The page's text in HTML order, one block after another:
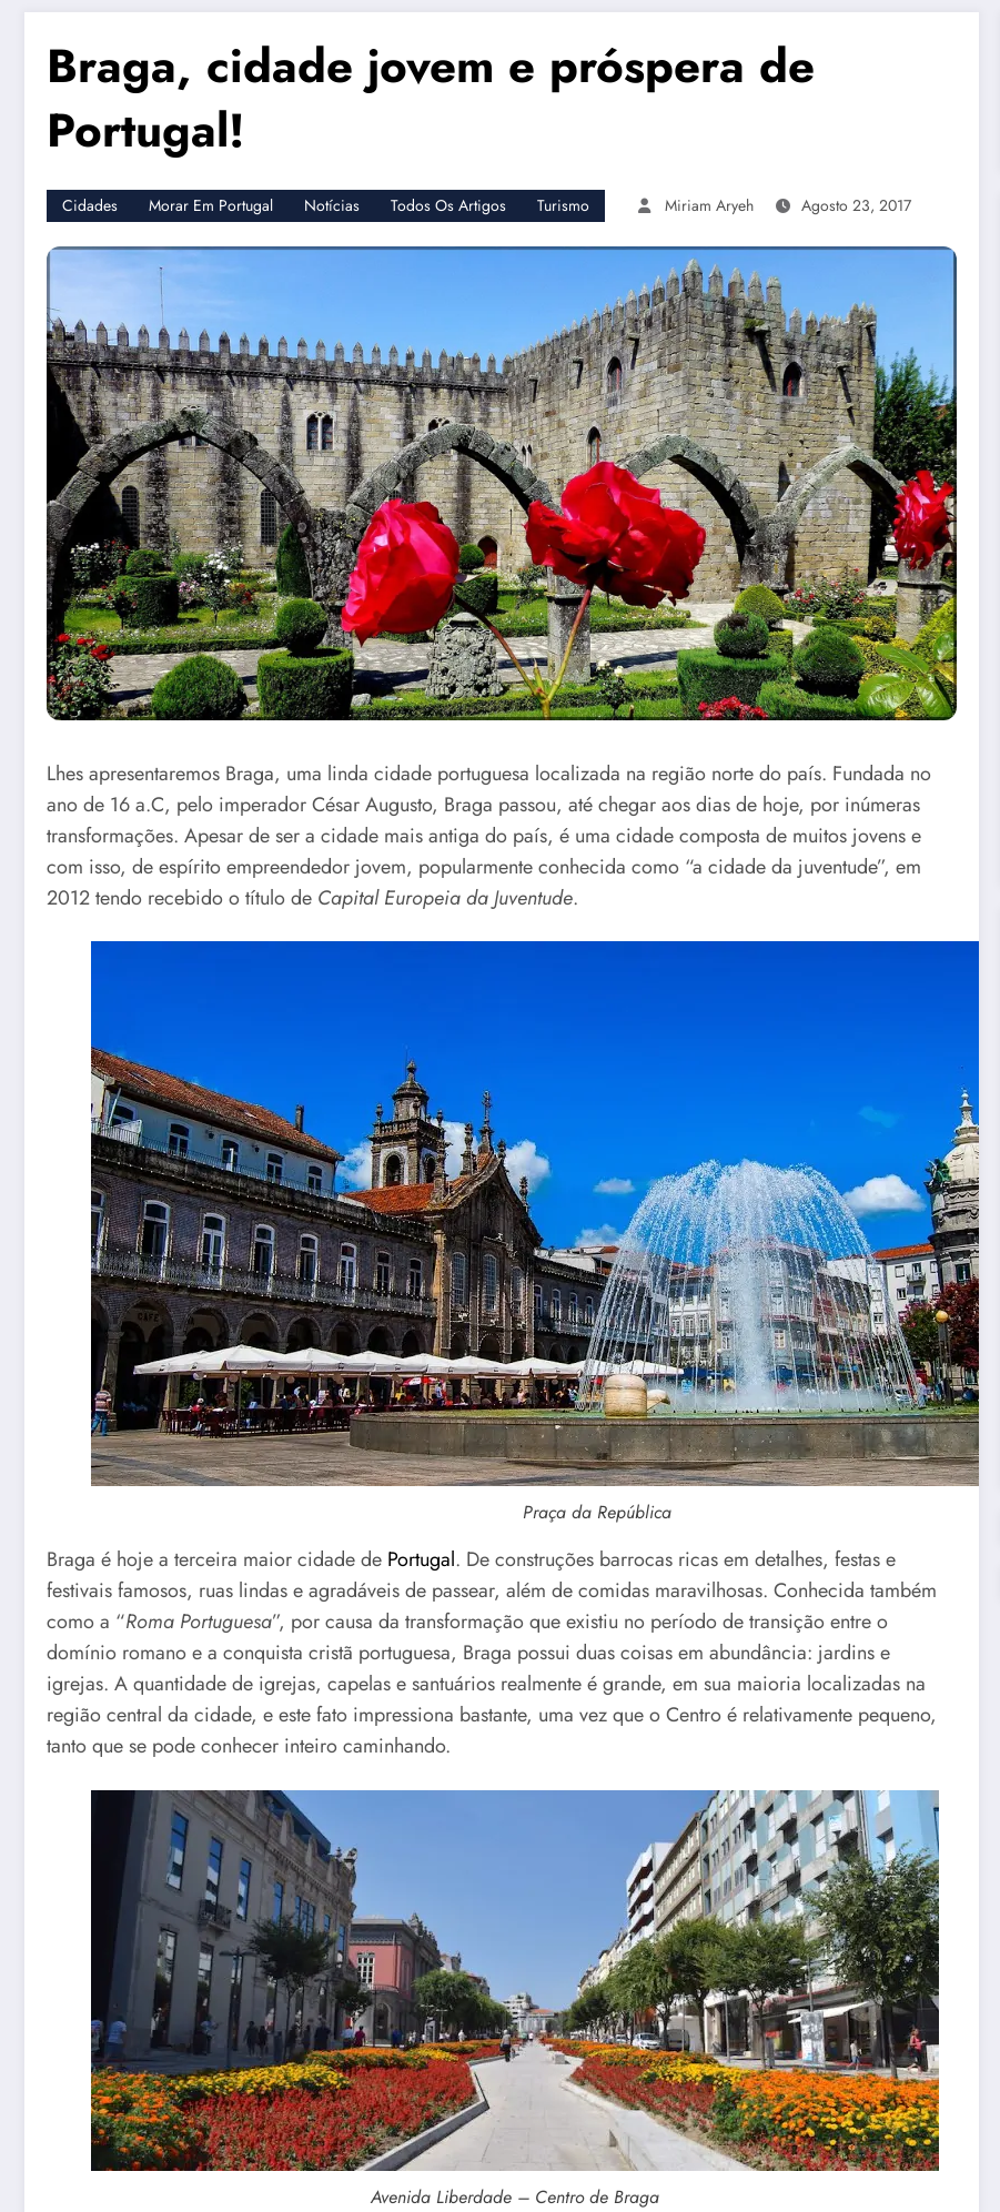
Braga, cidade jovem e próspera de
Portugal!
Cidades Morar Em Portugal Notícias Todos Os Artigos Turismo Miriam Aryeh Agosto 23, 2017
Lhes apresentaremos Braga, uma linda cidade portuguesa localizada na região norte do país. Fundada no
ano de 16 a.C, pelo imperador César Augusto, Braga passou, até chegar aos dias de hoje, por inúmeras
transformações. Apesar de ser a cidade mais antiga do país, é uma cidade composta de muitos jovens e
com isso, de espírito empreendedor jovem, popularmente conhecida como “a cidade da juventude”, em
2012 tendo recebido o título de Capital Europeia da Juventude.
Praça da República
Braga é hoje a terceira maior cidade de Portugal. De construções barrocas ricas em detalhes, festas e
festivais famosos, ruas lindas e agradáveis de passear, além de comidas maravilhosas. Conhecida também
como a “Roma Portuguesa”, por causa da transformação que existiu no período de transição entre o
domínio romano e a conquista cristã portuguesa, Braga possui duas coisas em abundância: jardins e
igrejas. A quantidade de igrejas, capelas e santuários realmente é grande, em sua maioria localizadas na
região central da cidade, e este fato impressiona bastante, uma vez que o Centro é relativamente pequeno,
tanto que se pode conhecer inteiro caminhando.
Avenida Liberdade – Centro de Braga